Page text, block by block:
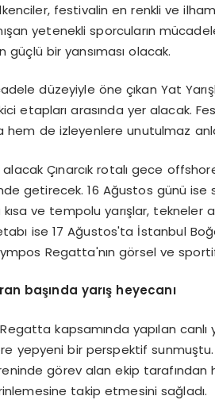
festivalin en renkli ve
yetenekli sporcuların
güçlü bir yansıması olacak.
düzeyiyle öne çıkan Yat
etapları arasında yer alacak.
hem de izleyenlere unutulmaz
Çınarcık rotalı gece
getirecek. 16 Ağustos günü ise
ve tempolu yarışlar,
ise 17 Ağustos'ta İstanbul
Regatta'nın görsel ve
başında yarış heyecanı
Regatta kapsamında yapılan
yepyeni bir perspektif
görev alan ekip tarafından
takip etmesini sağladı.